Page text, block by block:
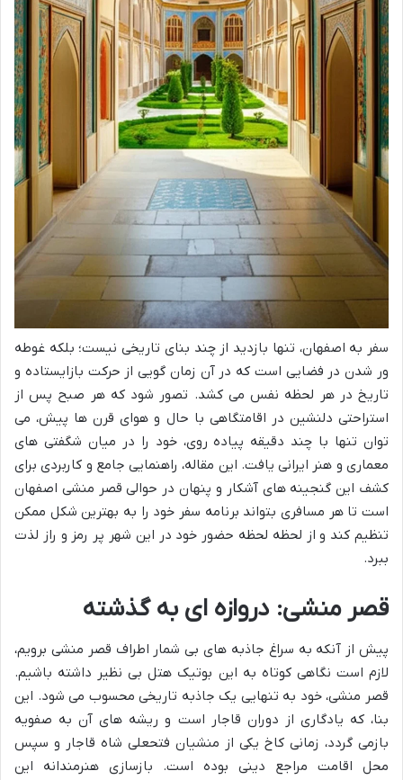
سفر به اصفهان، تنها بازدید از چند بنای تاریخی نیست؛ بلکه غوطه
ور شدن در فضایی است که در آن زمان گویی از حرکت بازایستاده و
تاریخ در هر لحظه نفس می کشد. تصور شود که هر صبح پس از
استراحتی دلنشین در اقامتگاهی با حال و هوای قرن ها پیش، می
توان تنها با چند دقیقه پیاده روی، خود را در میان شگفتی های
معماری و هنر ایرانی یافت. این مقاله، راهنمایی جامع و کاربردی برای
کشف این گنجینه های آشکار و پنهان در حوالی قصر منشی اصفهان
است تا هر مسافری بتواند برنامه سفر خود را به بهترین شکل ممکن
تنظیم کند و از لحظه لحظه حضور خود در این شهر پر رمز و راز لذت
ببرد.
قصر منشی: دروازه ای به گذشته
پیش از آنکه به سراغ جاذبه های بی شمار اطراف قصر منشی برویم،
لازم است نگاهی کوتاه به این بوتیک هتل بی نظیر داشته باشیم.
قصر منشی، خود به تنهایی یک جاذبه تاریخی محسوب می شود. این
بنا، که یادگاری از دوران قاجار است و ریشه های آن به صفویه
بازمی گردد، زمانی کاخ یکی از منشیان فتحعلی شاه قاجار و سپس
محل اقامت مراجع دینی بوده است. بازسازی هنرمندانه این